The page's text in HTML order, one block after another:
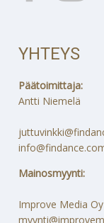
YHTEYS
Päätoimittaja:
Antti Niemelä
Mainosmyynti:
Improve Media Oy